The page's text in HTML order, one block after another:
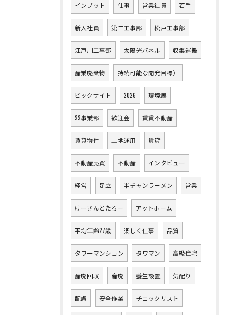
インプット 仕事 営業社員 若手
新入社員 第二工事部 松戸工事部
江戸川工事部 太陽光パネル 収集運搬
産業廃棄物 持続可能な開発目標）
ビックサイト 2026 環境展
SS事業部 歓迎会 賃貸不動産
賃貸物件 土地運用 賃貸
不動産売買 不動産 インタビュー
経営 足立 半チャンラーメン 営業
けーさんとたろー アットホーム
平均年齢27歳 楽しく仕事 品質
タワーマンション タワマン 高級住宅
産廃回収 産廃 養生設置 気配り
配慮 安全作業 チェックリスト